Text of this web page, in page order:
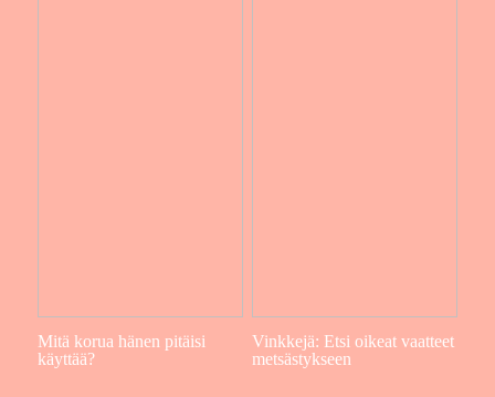
Mitä korua hänen pitäisi
käyttää?
Vinkkejä: Etsi oikeat vaatteet
metsästykseen